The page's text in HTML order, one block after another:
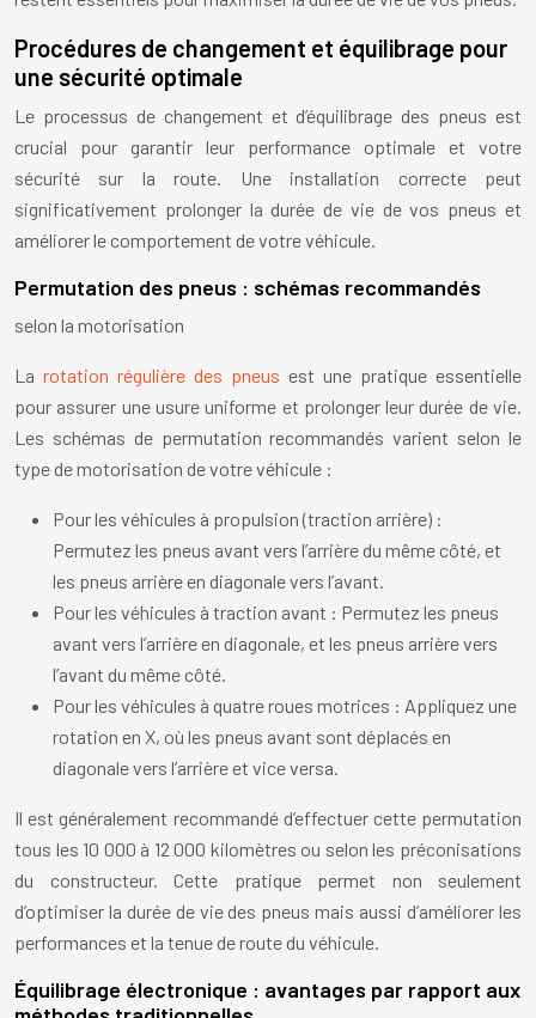
Procédures de changement et équilibrage pour
une sécurité optimale
Le processus de changement et d’équilibrage des pneus est
crucial pour garantir leur performance optimale et votre
sécurité sur la route. Une installation correcte peut
significativement prolonger la durée de vie de vos pneus et
améliorer le comportement de votre véhicule.
Permutation des pneus : schémas recommandés
selon la motorisation
La rotation régulière des pneus est une pratique essentielle
pour assurer une usure uniforme et prolonger leur durée de vie.
Les schémas de permutation recommandés varient selon le
type de motorisation de votre véhicule :
Pour les véhicules à propulsion (traction arrière) :
Permutez les pneus avant vers l’arrière du même côté, et
les pneus arrière en diagonale vers l’avant.
Pour les véhicules à traction avant : Permutez les pneus
avant vers l’arrière en diagonale, et les pneus arrière vers
l’avant du même côté.
Pour les véhicules à quatre roues motrices : Appliquez une
rotation en X, où les pneus avant sont déplacés en
diagonale vers l’arrière et vice versa.
Il est généralement recommandé d’effectuer cette permutation
tous les 10 000 à 12 000 kilomètres ou selon les préconisations
du constructeur. Cette pratique permet non seulement
d’optimiser la durée de vie des pneus mais aussi d’améliorer les
performances et la tenue de route du véhicule.
Équilibrage électronique : avantages par rapport aux